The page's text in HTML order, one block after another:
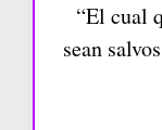
“El cual
sean